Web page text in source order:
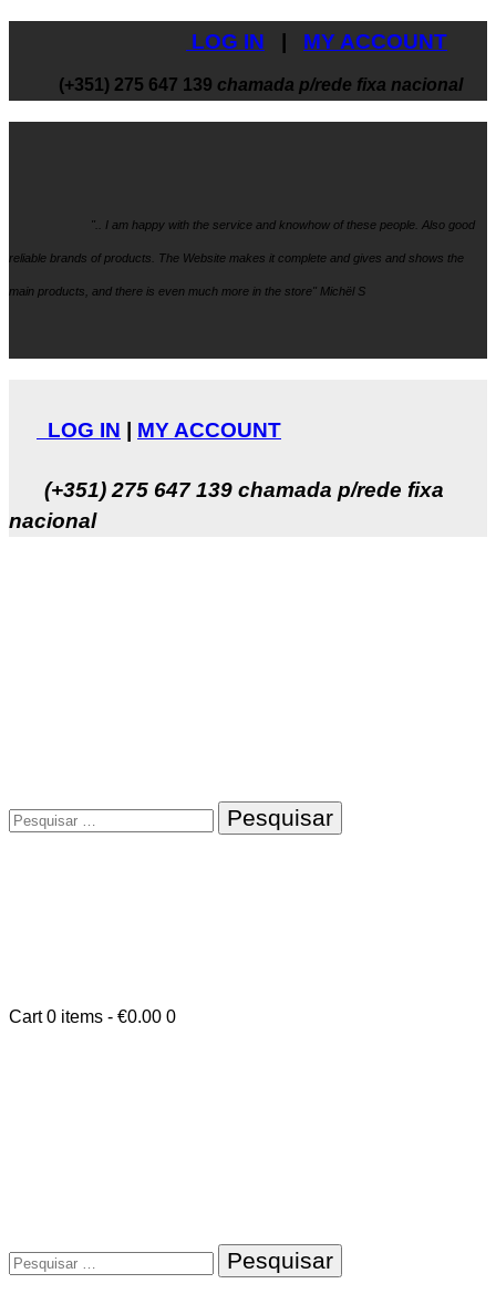
LOG IN MY ACCOUNT
(+351) 275 647 139 chamada p/rede fixa nacional
".. I am happy with the service and knowhow of these people. Also good
reliable brands of products. The Website makes it complete and gives and shows the
main products, and there is even much more in the store" Michël S
LOG IN MY ACCOUNT
(+351) 275 647 139 chamada p/rede fixa
nacional
Pesquisar
por:
Cart 0 items - €0.00 0
Pesquisar
por: